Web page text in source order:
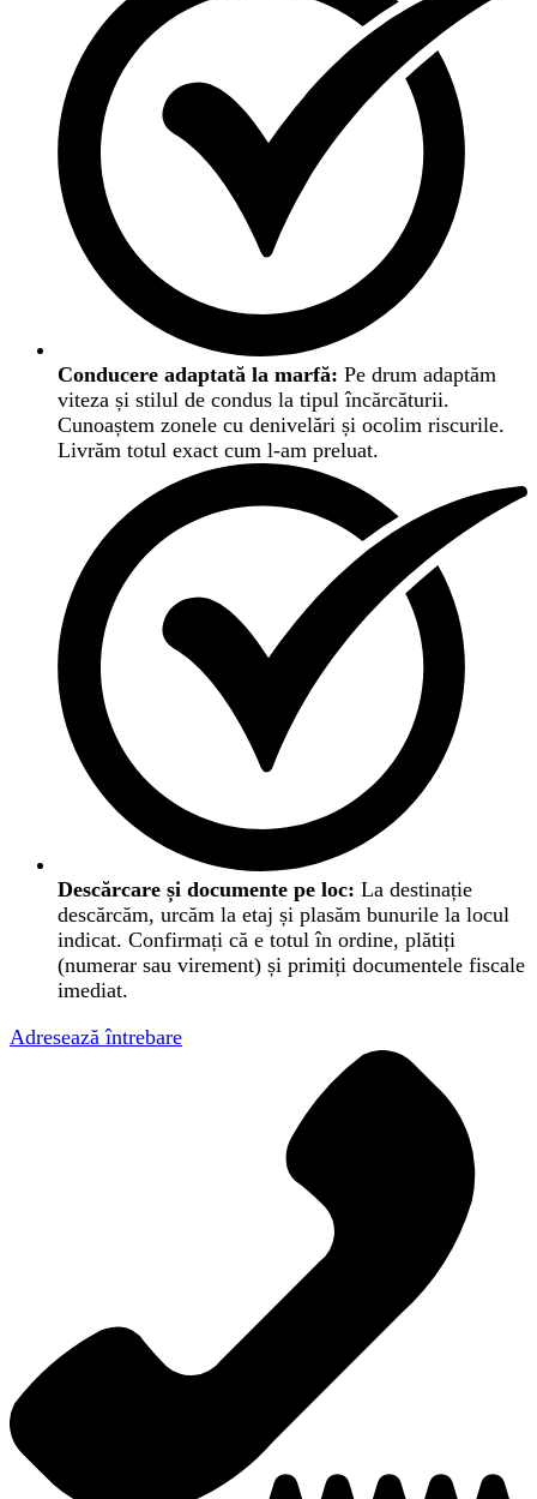
Conducere adaptată la marfă: Pe drum adaptăm
viteza și stilul de condus la tipul încărcăturii.
Cunoaștem zonele cu denivelări și ocolim riscurile.
Livrăm totul exact cum l-am preluat.
Descărcare și documente pe loc: La destinație
descărcăm, urcăm la etaj și plasăm bunurile la locul
indicat. Confirmați că e totul în ordine, plătiți
(numerar sau virement) și primiți documentele fiscale
imediat.
Adresează întrebare